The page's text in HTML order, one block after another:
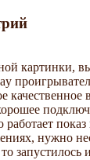
картинки,
качественное
работает
нужно
запустилось